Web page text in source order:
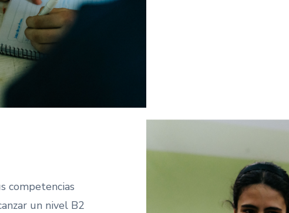
competencias
un nivel B2